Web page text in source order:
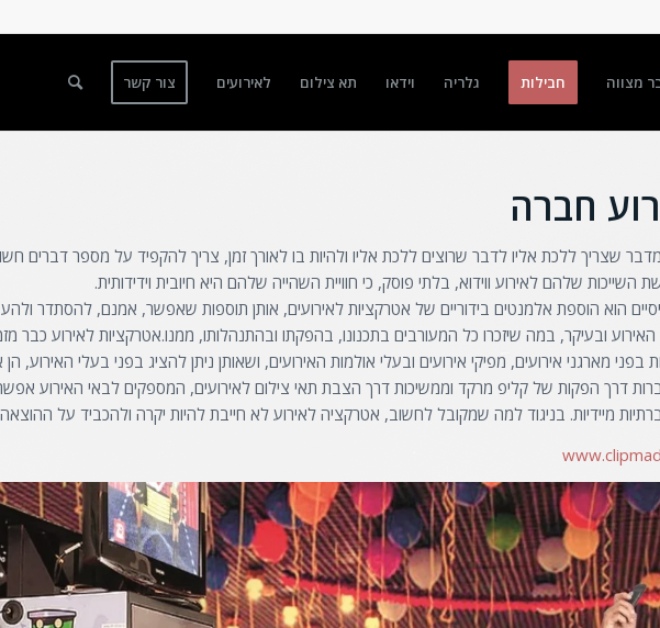
מצווה חבילות גלריה וידאו תא צילום לאירועים צור קשר
חברה
שצריך ללכת אליו לדבר שרוצים ללכת אליו ולהיות בו לאורך זמן, צריך להקפיד על מספר דברים
שלהם לאירוע ווידוא, בלתי פוסק, כי חוויית השהייה שלהם היא חיובית וידידותית.
הוא הוספת אלמנטים בידוריים של אטרקציות לאירועים, אותן תוספות שאפשר, אמנם, להסתדר
ובעיקר, במה שיזכרו כל המעורבים בתכנונו, בהפקתו ובהתנהלותו, ממנו.אטרקציות לאירוע כבר
בפני מארגני אירועים, מפיקי אירועים ובעלי אולמות האירועים, ושאותן ניתן להציג בפני בעלי האירוע, הן
דרך הפקות של קליפ מרקד וממשיכות דרך הצבת תאי צילום לאירועים, המספקים לבאי האירוע
מיידיות. בניגוד למה שמקובל לחשוב, אטרקציה לאירוע לא חייבת להיות יקרה ולהכביד על